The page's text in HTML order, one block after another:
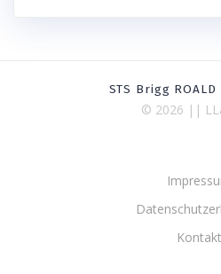
STS Brigg ROALD
© 2026 ||
Kontakt